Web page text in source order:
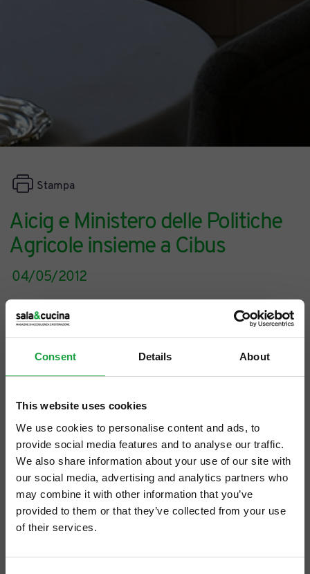
Consent Details About
This website uses cookies
We use cookies to personalise content and ads, to
provide social media features and to analyse our traffic.
We also share information about your use of our site with
our social media, advertising and analytics partners who
may combine it with other information that you’ve
provided to them or that they’ve collected from your use
of their services.
Aicig e Ministero delle Politiche
Agricole insieme a Cibus
Stampa
04/05/2012
“Dopo il successo dell’esperienza del 2010,
siamo molto lieti di poter proseguire la
nostra collaborazione con il Ministero delle
politiche agricole alimentari e forestali. Altri
importanti protagonisti del settore hanno
ISCRIVITI ALLA NEWSLETTER